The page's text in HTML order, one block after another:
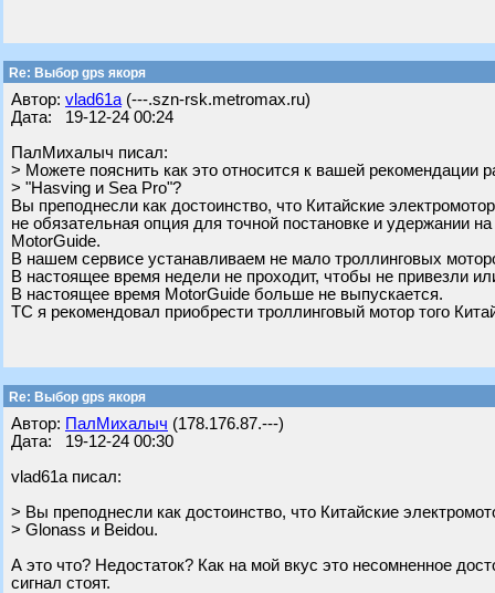
Re: Выбор gps якоря
Автор: vlad61a (---.szn-rsk.metromax.ru)
Дата: 19-12-24 00:24
ПалМихалыч писал:
> Можете пояснить как это относится к вашей рекомендации
> "Hasving и Sea Pro"?
Вы преподнесли как достоинство, что Китайские
не обязательная опция для точной постановке и удержании
MotorGuide.
В нашем сервисе устанавливаем не мало троллинговых
В настоящее время недели не проходит, чтобы не привезли
В настоящее время MotorGuide больше не выпускается.
ТС я рекомендовал приобрести троллинговый мотор того
Re: Выбор gps якоря
Автор: ПалМихалыч (178.176.87.---)
Дата: 19-12-24 00:30
vlad61a писал:
> Вы преподнесли как достоинство, что Китайские
> Glonass и Beidou.
А это что? Недостаток? Как на мой вкус это несомненное
сигнал стоят.